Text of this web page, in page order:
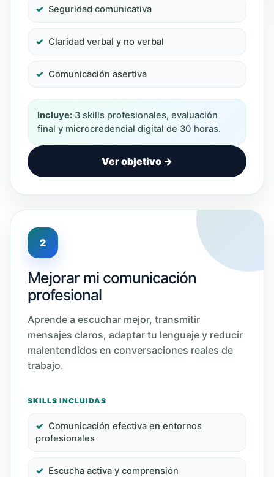
Seguridad comunicativa
Claridad verbal y no verbal
Comunicación asertiva
Incluye: 3 skills profesionales, evaluación
final y microcredencial digital de 30 horas.
Ver objetivo →
2
Mejorar mi comunicación
profesional
Aprende a escuchar mejor, transmitir
mensajes claros, adaptar tu lenguaje y reducir
malentendidos en conversaciones reales de
trabajo.
SKILLS INCLUIDAS
Comunicación efectiva en entornos
profesionales
Escucha activa y comprensión